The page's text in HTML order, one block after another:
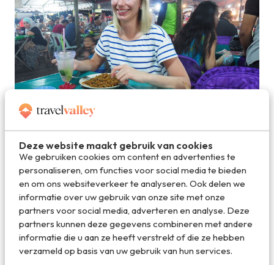
Deze website maakt gebruik van cookies
We gebruiken cookies om content en advertenties te
personaliseren, om functies voor social media te bieden
en om ons websiteverkeer te analyseren. Ook delen we
informatie over uw gebruik van onze site met onze
partners voor social media, adverteren en analyse. Deze
partners kunnen deze gegevens combineren met andere
informatie die u aan ze heeft verstrekt of die ze hebben
verzameld op basis van uw gebruik van hun services.
Geniet van het beste streetfood in Kota Kinabalu
5. Tips voor reizen op Borneo
De infrastructuur op Borneo is helaas niet al te best. Als je
grote afstanden wilt afleggen, kun je daarom het beste
vliegen. Zo zijn wij van Kuala Lumpur naar Sandakan